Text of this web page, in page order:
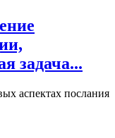
задача...
аспектах послания